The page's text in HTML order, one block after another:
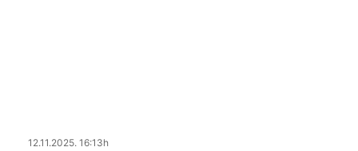
12.11.2025. 16:13h